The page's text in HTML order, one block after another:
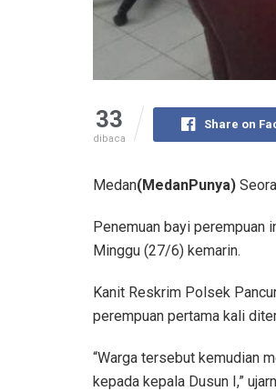
33
dibaca
Share on
Medan(MedanPunya)
Penemuan bayi perempuan
Minggu (27/6) kemarin.
Kanit Reskrim Polsek
perempuan pertama kali
“Warga tersebut kemudian
kepada kepala Dusun I,”